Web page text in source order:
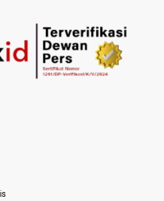
Diduga Beri Komentar Nirempati
BPJS Kesehatan
Api di Yayasan Sekolah
di Sekolah Swasta di Pondok